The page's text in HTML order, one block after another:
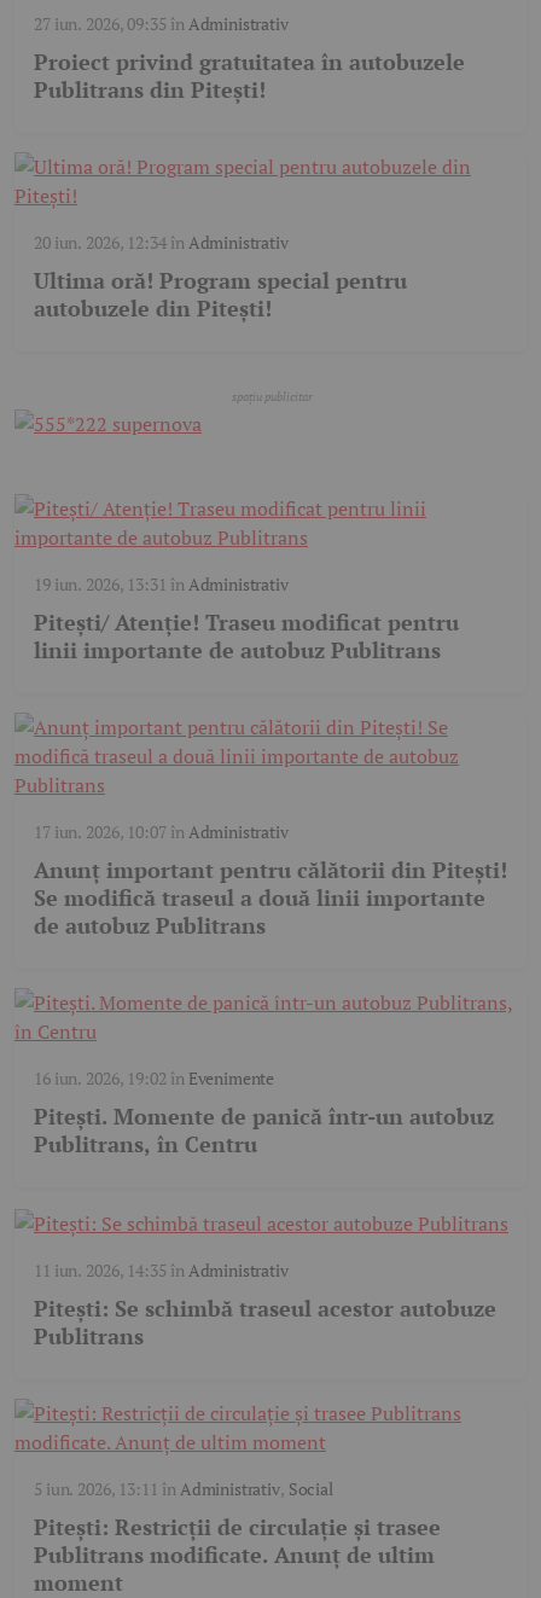
27 iun. 2026, 09:35 în Administrativ
Proiect privind gratuitatea în autobuzele
Publitrans din Pitești!
20 iun. 2026, 12:34în Administrativ
Ultima oră! Program special pentru
autobuzele din Pitești!
19 iun. 2026, 13:31 în Administrativ
Pitești/ Atenție! Traseu modificat pentru
linii importante de autobuz Publitrans
17 iun. 2026, 10:07în Administrativ
Anunț important pentru călătorii din Pitești!
Se modifică traseul a două linii importante
de autobuz Publitrans
16 iun. 2026, 19:02 în Evenimente
Pitești. Momente de panică într-un autobuz
Publitrans, în Centru
11 iun. 2026, 14:35 în Administrativ
Pitești: Se schimbă traseul acestor autobuze
Publitrans
5 iun. 2026, 13:11 în Administrativ, Social
Pitești: Restricții de circulație și trasee
Publitrans modificate. Anunț de ultim
moment